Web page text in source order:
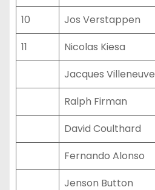
10
Jos Verstappen
11
Nicolas Kiesa
Jacques Villeneuve
Ralph Firman
David Coulthard
Fernando Alonso
Jenson Button